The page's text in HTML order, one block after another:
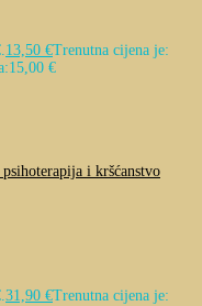
13,50 €Trenutna cijena je:
15,00 €
31,90 €Trenutna cijena je: